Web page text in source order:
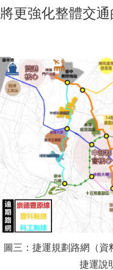
將更強化整體交通
圖三：捷運規劃路網（
捷運說